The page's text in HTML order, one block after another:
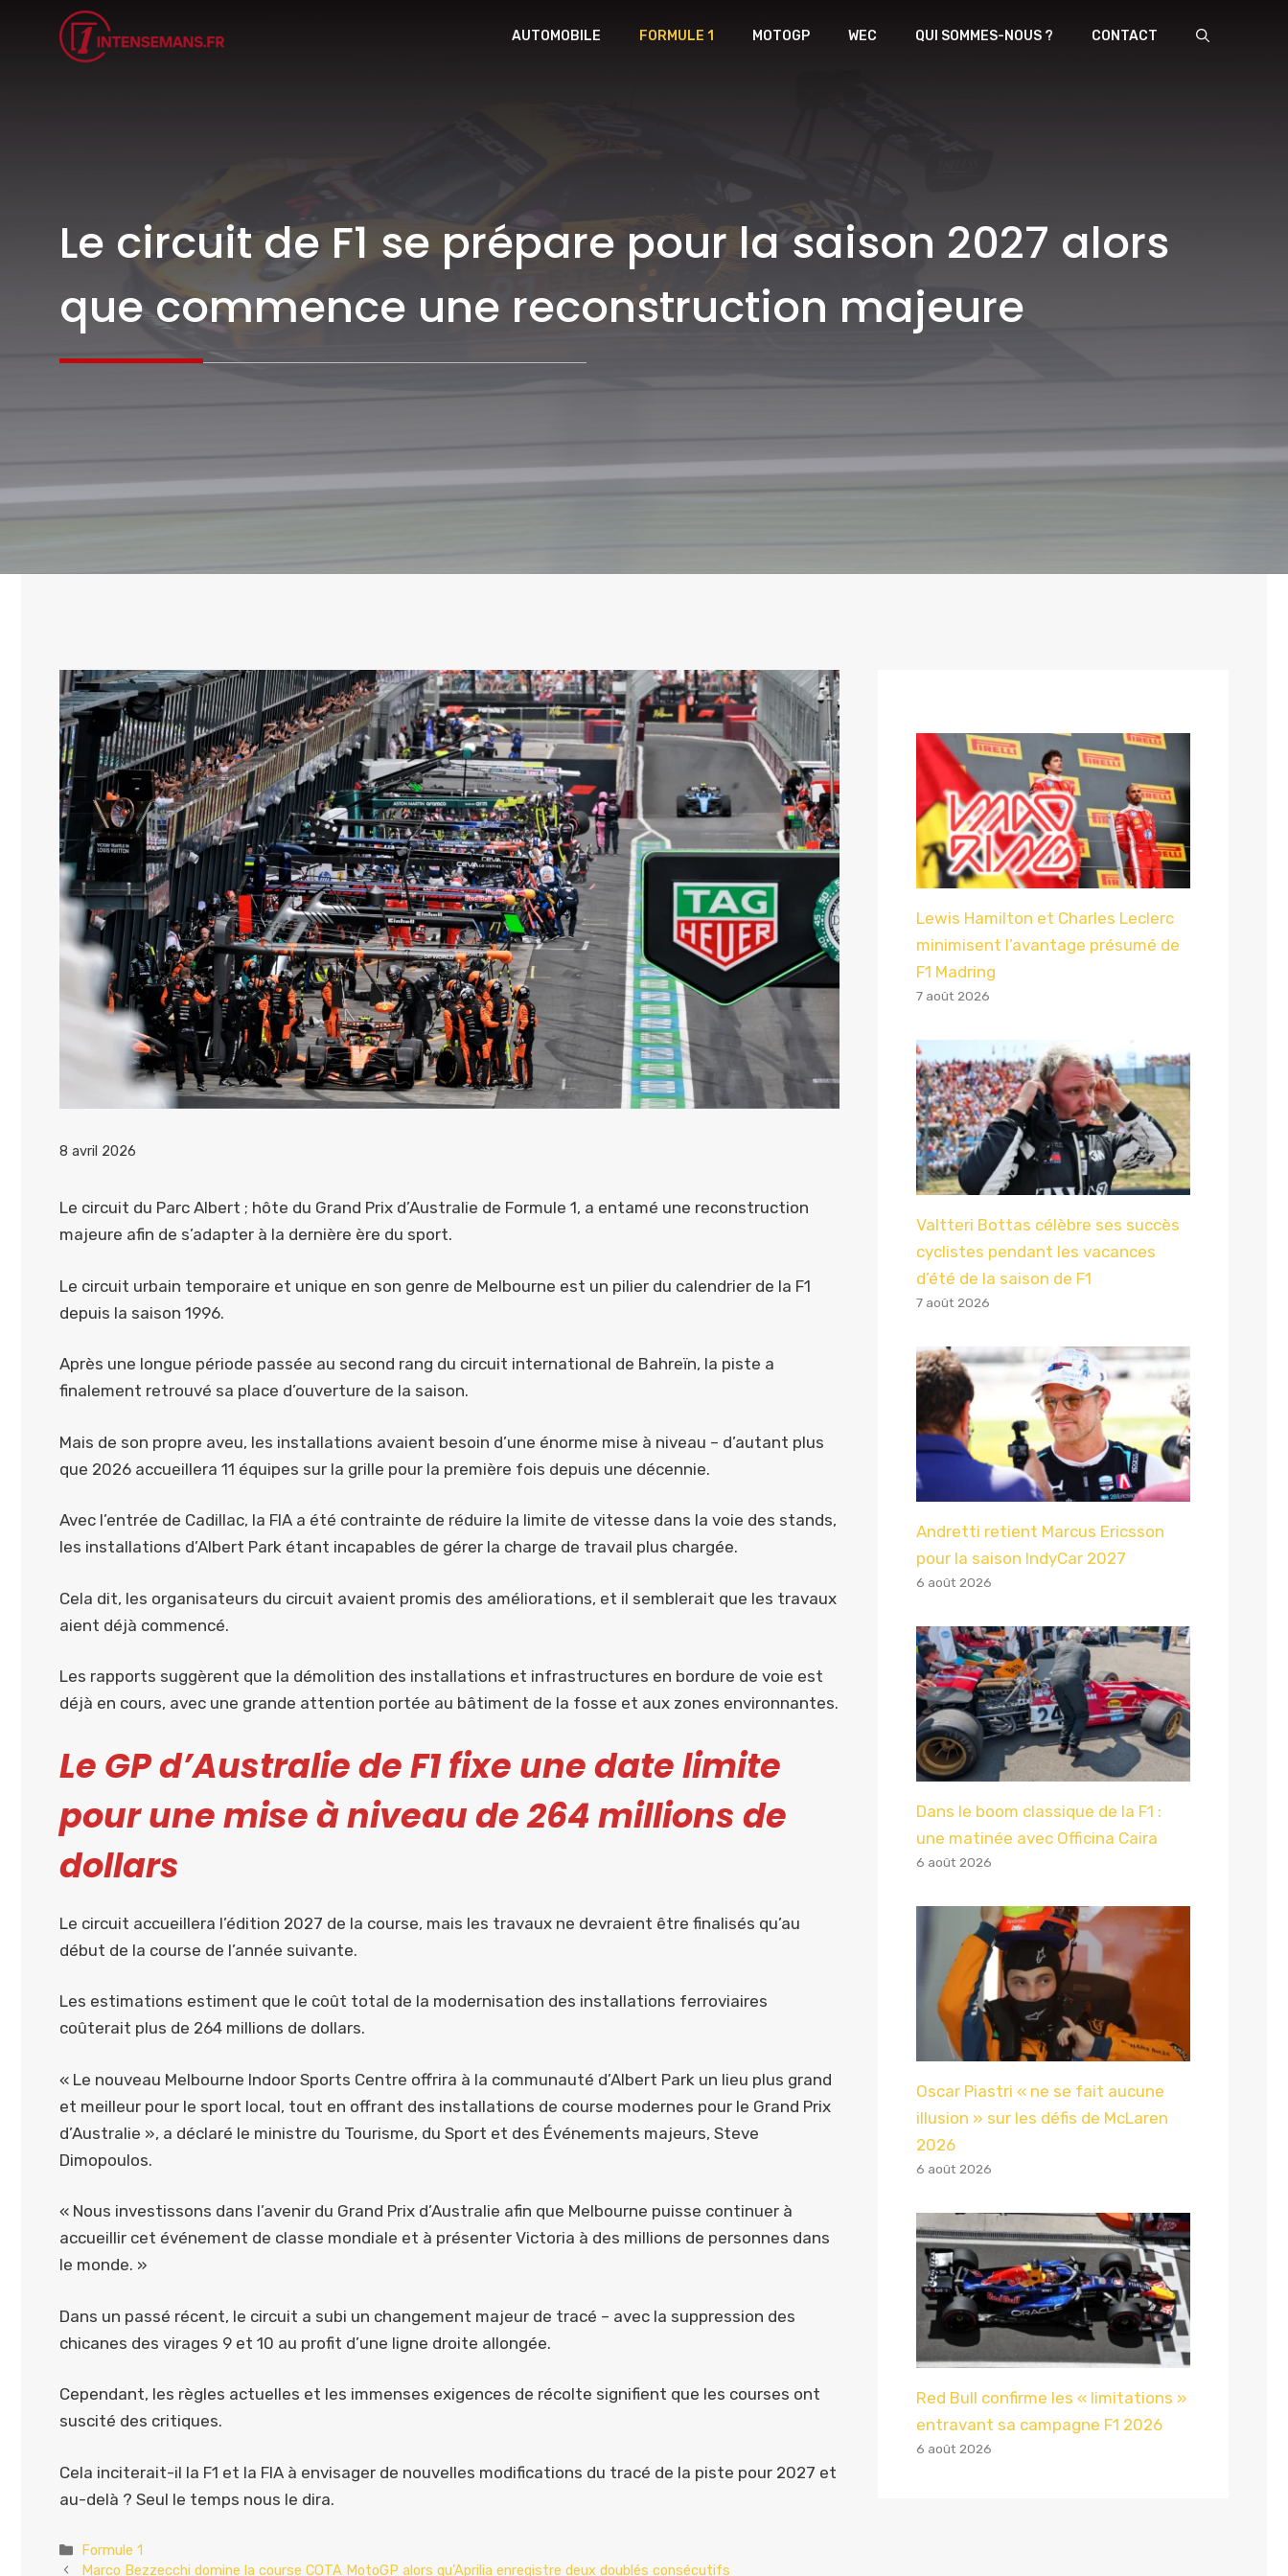
AUTOMOBILE FORMULE 1 MOTOGP WEC QUI SOMMES-NOUS ? CONTACT
Le circuit de F1 se prépare pour la saison 2027 alors
que commence une reconstruction majeure
8 avril 2026
Le circuit du Parc Albert ; hôte du Grand Prix d’Australie de Formule 1, a entamé une reconstruction
majeure afin de s’adapter à la dernière ère du sport.
Le circuit urbain temporaire et unique en son genre de Melbourne est un pilier du calendrier de la F1
depuis la saison 1996.
Après une longue période passée au second rang du circuit international de Bahreïn, la piste a
finalement retrouvé sa place d’ouverture de la saison.
Mais de son propre aveu, les installations avaient besoin d’une énorme mise à niveau – d’autant plus
que 2026 accueillera 11 équipes sur la grille pour la première fois depuis une décennie.
Avec l’entrée de Cadillac, la FIA a été contrainte de réduire la limite de vitesse dans la voie des stands,
les installations d’Albert Park étant incapables de gérer la charge de travail plus chargée.
Cela dit, les organisateurs du circuit avaient promis des améliorations, et il semblerait que les travaux
aient déjà commencé.
Les rapports suggèrent que la démolition des installations et infrastructures en bordure de voie est
déjà en cours, avec une grande attention portée au bâtiment de la fosse et aux zones environnantes.
Le GP d’Australie de F1 fixe une date limite
pour une mise à niveau de 264 millions de
dollars
Le circuit accueillera l’édition 2027 de la course, mais les travaux ne devraient être finalisés qu’au
début de la course de l’année suivante.
Les estimations estiment que le coût total de la modernisation des installations ferroviaires
coûterait plus de 264 millions de dollars.
« Le nouveau Melbourne Indoor Sports Centre offrira à la communauté d’Albert Park un lieu plus grand
et meilleur pour le sport local, tout en offrant des installations de course modernes pour le Grand Prix
d’Australie », a déclaré le ministre du Tourisme, du Sport et des Événements majeurs, Steve
Dimopoulos.
« Nous investissons dans l’avenir du Grand Prix d’Australie afin que Melbourne puisse continuer à
accueillir cet événement de classe mondiale et à présenter Victoria à des millions de personnes dans
le monde. »
Dans un passé récent, le circuit a subi un changement majeur de tracé – avec la suppression des
chicanes des virages 9 et 10 au profit d’une ligne droite allongée.
Cependant, les règles actuelles et les immenses exigences de récolte signifient que les courses ont
suscité des critiques.
Cela inciterait-il la F1 et la FIA à envisager de nouvelles modifications du tracé de la piste pour 2027 et
au-delà ? Seul le temps nous le dira.
Catégories
Formule 1
Marco Bezzecchi domine la course COTA MotoGP alors qu’Aprilia enregistre deux doublés consécutifs
Lewis Hamilton et Charles Leclerc
minimisent l’avantage présumé de
F1 Madring
7 août 2026
Valtteri Bottas célèbre ses succès
cyclistes pendant les vacances
d’été de la saison de F1
7 août 2026
Andretti retient Marcus Ericsson
pour la saison IndyCar 2027
6 août 2026
Dans le boom classique de la F1 :
une matinée avec Officina Caira
6 août 2026
Oscar Piastri « ne se fait aucune
illusion » sur les défis de McLaren
2026
6 août 2026
Red Bull confirme les « limitations »
entravant sa campagne F1 2026
6 août 2026